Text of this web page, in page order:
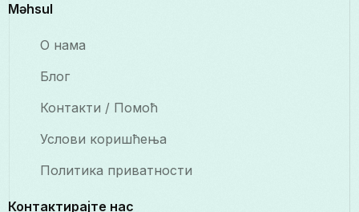
Məhsul
О нама
Блог
Контакти / Помоћ
Услови коришћења
Политика приватности
Контактирајте нас